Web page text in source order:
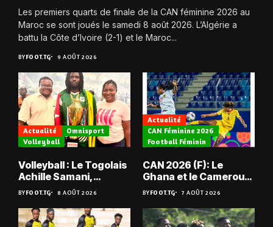
Les premiers quarts de finale de la CAN féminine 2026 au
Maroc se sont joués le samedi 8 août 2026. L’Algérie a
battu la Côte d’Ivoire (2-1) et le Maroc...
BYFOOT.TG 9 AOÛT 2026
Actualité
Omnisport
Volleyball
Volleyball : Le Togolais
Achille Samani,
champion du Bénin !
BYFOOT.TG 8 AOÛT 2026
Actualité
CAN Féminine 2026
Football Féminin
CAN 2026 (F): Le
Ghana et le Cameroun
en quarts
BYFOOT.TG 7 AOÛT 2026